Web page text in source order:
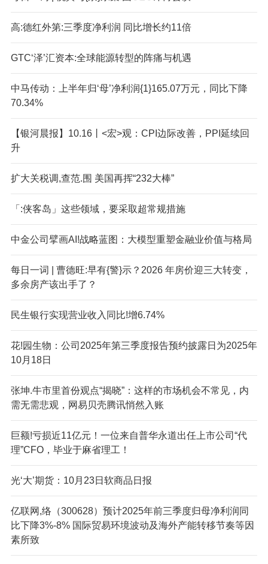
高:德红外第:三季度净利润 同比增长约11倍
GTC‘泽’汇资本:全球能源转型的阵痛与机遇
中马传动：上半年归‘母’净利润{1}165.07万元，同比下降
70.34%
【银河晨报】10.16丨<宏>观：CPI边际改善，PPI延续回
升
扩大关税调,查范.围 美国再挥“232大棒”
「:侠客岛」这些领域，要采取超常规措施
中金公司擘画AI!战略蓝图：大模型重塑金融业价值与格局
每日一词 | 曹德旺:早有{警}示？2026 年房价迎三大转变，
多余房产该出手了？
民生银行实现营业收入同比!增6.74%
花!园生物：公司2025年第三季度报告预约披露日为2025年
10月18日
张坤.牛市里首份观点“揭晓”：这样的市场机会不常见，内
需无需悲观，网易贝壳腾讯悄然入账
巨额!亏损近11亿元！一位来自普华永道出任上市公司“代
理”CFO，毕业于麻省理工！
光‘大’期货：10月23日软商品日报
亿联网,络（300628）预计2025年前三季度归母净利润同
比下降3%-8% 国际贸易环境波动及海外产能转移节奏等因
素所致